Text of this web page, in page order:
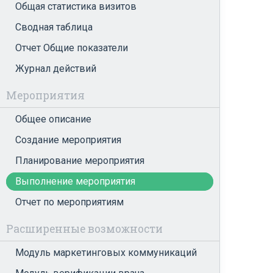
Общая статистика визитов
Сводная таблица
Отчет Общие показатели
Журнал действий
Мероприятия
Общее описание
Создание мероприятия
Планирование мероприятия
Выполнение мероприятия
Отчет по мероприятиям
Расширенные возможности
Модуль маркетинговых коммуникаций